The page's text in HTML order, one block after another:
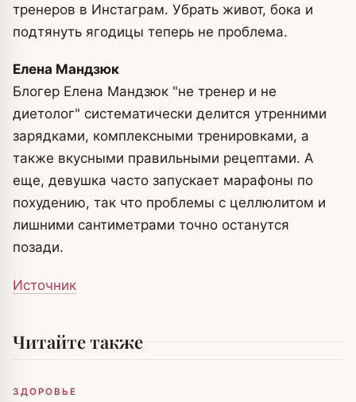
тренеров в Инстаграм. Убрать живот, бока и
подтянуть ягодицы теперь не проблема.
Елена Мандзюк
Блогер Елена Мандзюк "не тренер и не
диетолог" систематически делится утренними
зарядками, комплексными тренировками, а
также вкусными правильными рецептами. А
еще, девушка часто запускает марафоны по
похудению, так что проблемы с целлюлитом и
лишними сантиметрами точно останутся
позади.
Источник
Читайте также
ЗДОРОВЬЕ